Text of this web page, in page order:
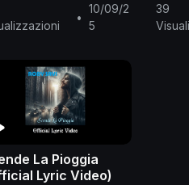
•
10/09/2
5
39
La Pioggia
Lyric Video)